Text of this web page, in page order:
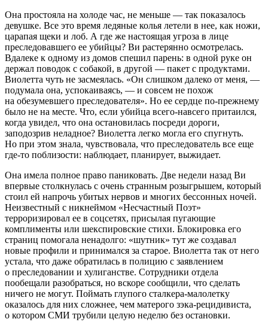
Она простояла на холоде час, не меньше — так показалось
девушке. Все это время ледяные колья летели в нее, как ножи,
царапая щеки и лоб. А где же настоящая угроза в лице
преследовавшего ее убийцы? Ви растерянно осмотрелась.
Вдалеке к одному из домов спешил парень: в одной руке он
держал поводок с собакой, в другой — пакет с продуктами.
Виолетта чуть не засмеялась. «Он слишком далеко от меня, —
подумала она, успокаиваясь, — и совсем не похож
на обезумевшего преследователя». Но ее сердце по-прежнему
было не на месте. Что, если убийца всего-навсего притаился,
когда увидел, что она остановилась посреди дороги,
заподозрив неладное? Виолетта легко могла его спугнуть.
Но при этом знала, чувствовала, что преследователь все еще
где-то поблизости: наблюдает, планирует, выжидает.
Она имела полное право паниковать. Две недели назад Ви
впервые столкнулась с очень странным розыгрышем, который
стоил ей напрочь убитых нервов и многих бессонных ночей.
Неизвестный с никнеймом «Несчастный Поэт»
терроризировал ее в соцсетях, присылая пугающие
комплименты или шекспировские стихи. Блокировка его
страниц помогала ненадолго: «шутник» тут же создавал
новые профили и принимался за старое. Виолетта так от него
устала, что даже обратилась в полицию с заявлением
о преследовании и хулиганстве. Сотрудники отдела
пообещали разобраться, но вскоре сообщили, что сделать
ничего не могут. Поймать глупого сталкера-малолетку
оказалось для них сложнее, чем матерого зэка-рецидивиста,
о котором СМИ трубили целую неделю без остановки.